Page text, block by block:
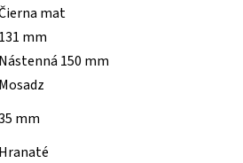
mat
131 mm
Nástenná 150 mm
Mosadz
mm
Hranaté